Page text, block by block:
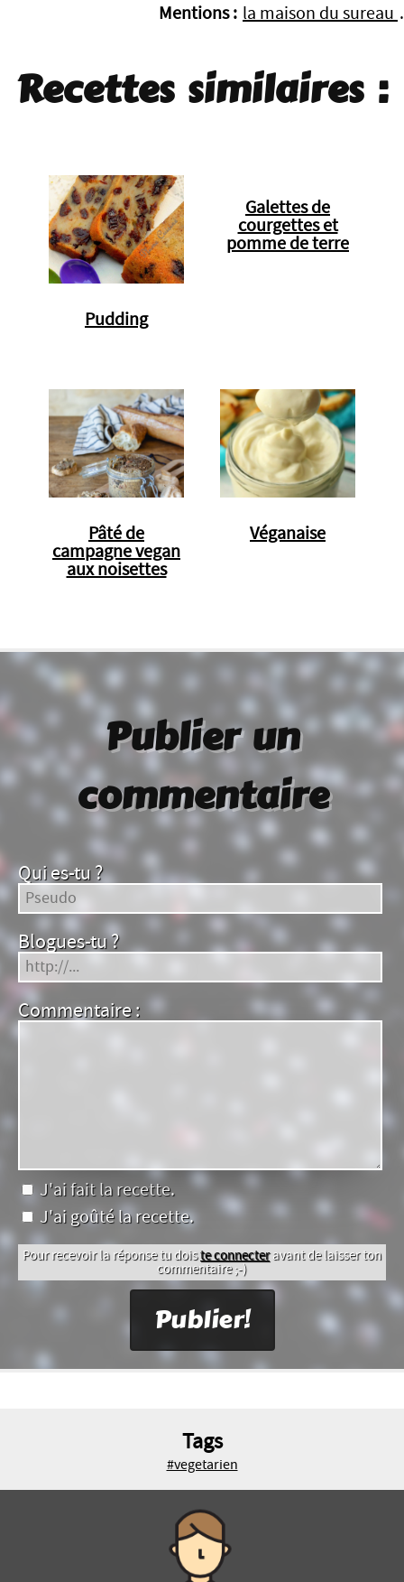
Mentions : la maison du sureau .
Recettes similaires :
Pudding
Galettes de
courgettes et
pomme de terre
Pâté de
campagne vegan
aux noisettes
Véganaise
Publier un
commentaire
Qui es-tu ?
Blogues-tu ?
Commentaire :
J'ai fait la recette.
J'ai goûté la recette.
Pour recevoir la réponse tu doiste connecteravant de laisser ton
commentaire ;-)
Tags
#vegetarien